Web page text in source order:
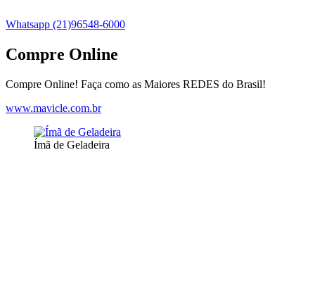
Whatsapp (21)96548-6000
Compre Online
Compre Online! Faça como as Maiores REDES do Brasil!
www.mavicle.com.br
Ímã de Geladeira